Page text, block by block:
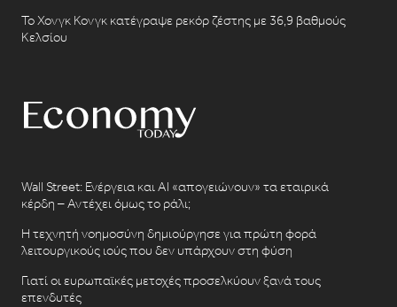
Το Χονγκ Κονγκ κατέγραψε ρεκόρ ζέστης με 36,9 βαθμούς
Κελσίου
Wall Street: Ενέργεια και AI «απογειώνουν» τα εταιρικά
κέρδη – Αντέχει όμως το ράλι;
Η τεχνητή νοημοσύνη δημιούργησε για πρώτη φορά
λειτουργικούς ιούς που δεν υπάρχουν στη φύση
Γιατί οι ευρωπαϊκές μετοχές προσελκύουν ξανά τους
επενδυτές